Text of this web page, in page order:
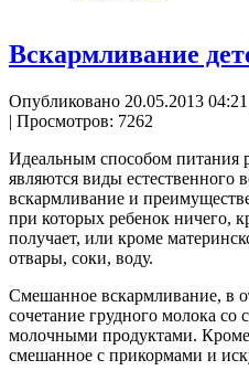
Вскармливание
Опубликовано 20.05.2013 04:21
| Просмотров: 7262
Идеальным способом питания
являются виды естественного
вскармливание и
при которых ребенок ничего,
получает, или кроме
отвары, соки, воду.
Смешанное вскармливание, в
сочетание грудного молока
молочными продуктами. Кроме
смешанное с прикормами и